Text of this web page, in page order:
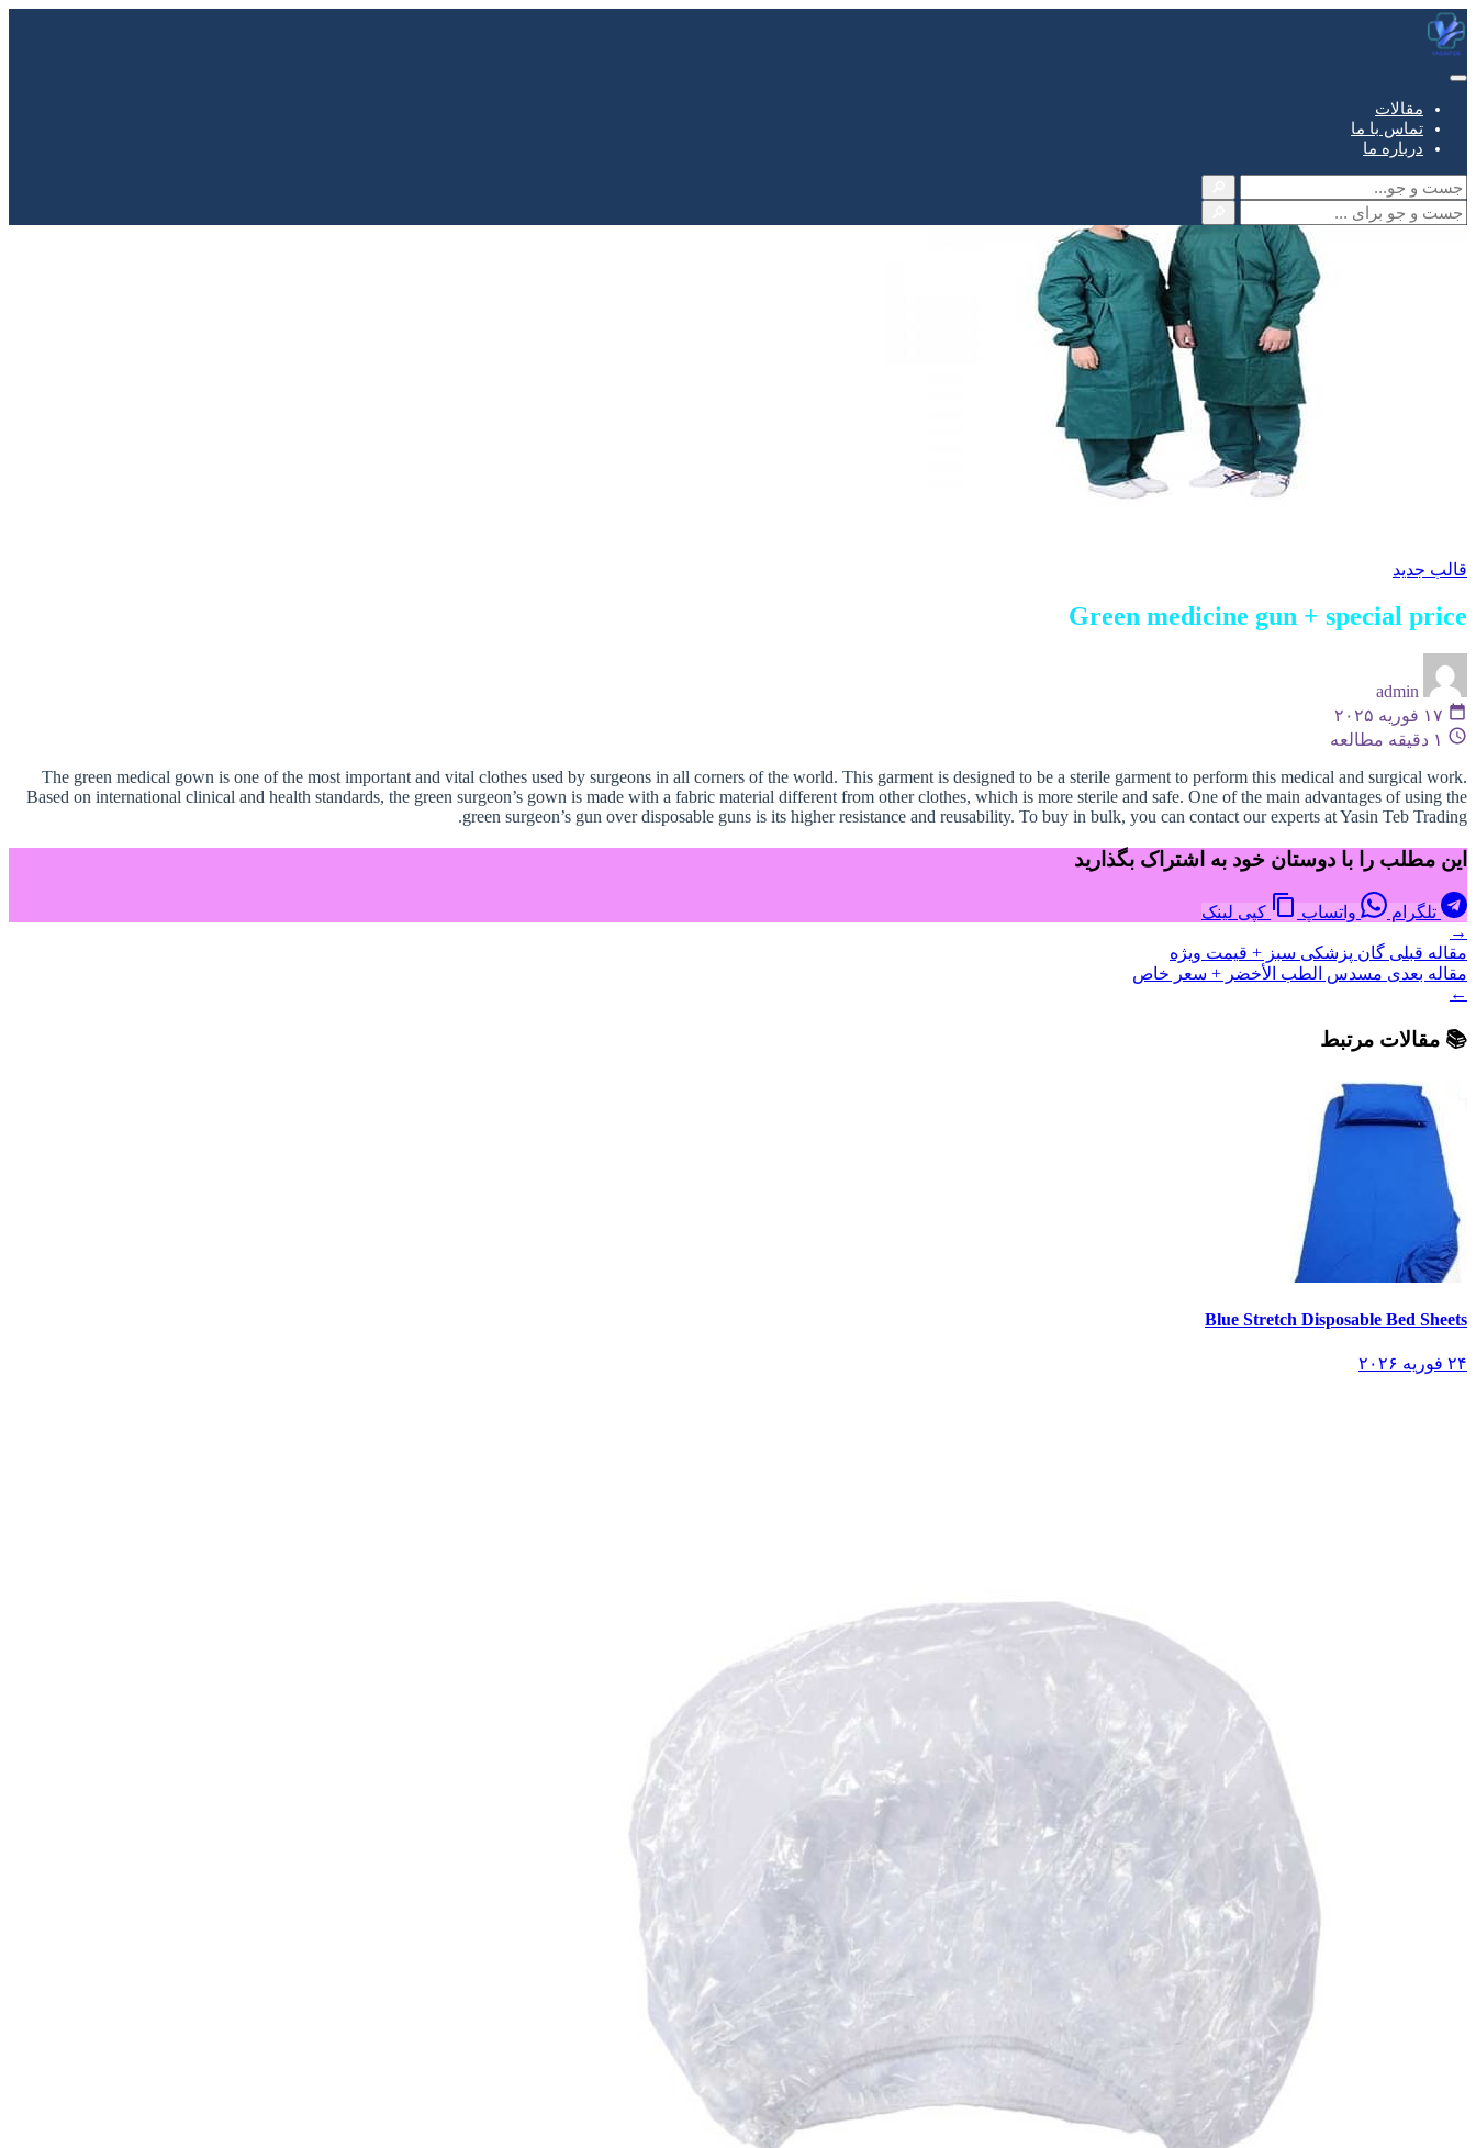
مقالات
تماس با ما
درباره ما
قالب جدید
Green medicine gun + special price
admin
۱۷ فوریه ۲۰۲۵
۱ دقیقه مطالعه
The green medical gown is one of the most important and vital clothes used by surgeons in all corners of the world. This garment is designed to be a sterile garment to perform this medical and surgical work.
Based on international clinical and health standards, the green surgeon’s gown is made with a fabric material different from other clothes, which is more sterile and safe. One of the main advantages of using the
green surgeon’s gun over disposable guns is its higher resistance and reusability. To buy in bulk, you can contact our experts at Yasin Teb Trading.
این مطلب را با دوستان خود به اشتراک بگذارید
تلگرام واتساپ
کپی لینک
→
مقاله قبلی گان پزشکی سبز + قیمت ویژه
مقاله بعدی مسدس الطب الأخضر + سعر خاص
←
📚 مقالات مرتبط
Blue Stretch Disposable Bed Sheets
۲۴ فوریه ۲۰۲۶